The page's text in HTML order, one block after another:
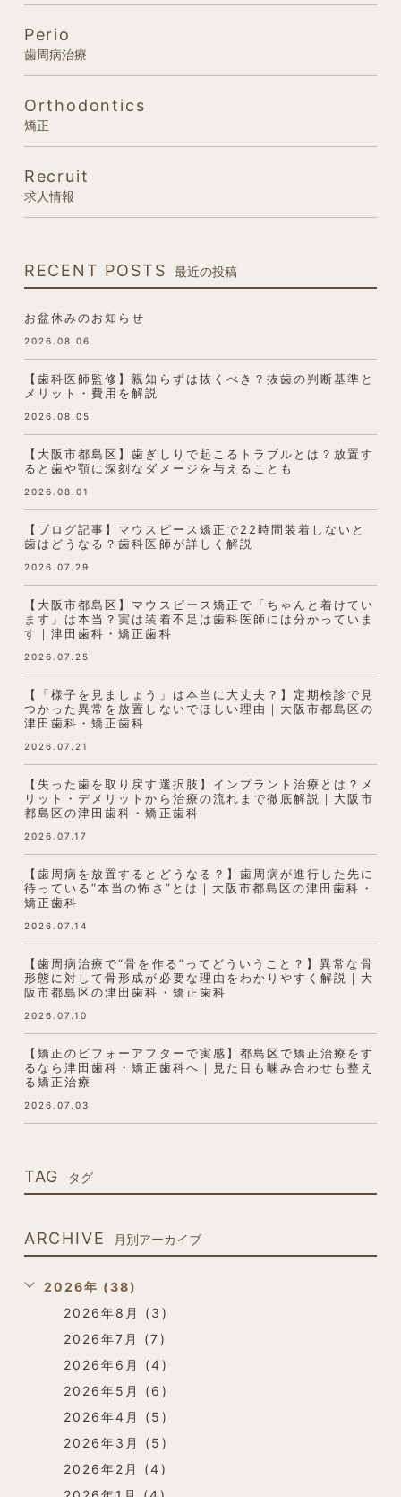
Perio
歯周病治療
Orthodontics
矯正
Recruit
求人情報
RECENT POSTS 最近の投稿
お盆休みのお知らせ
2026.08.06
【歯科医師監修】親知らずは抜くべき？抜歯の判断基準と
メリット・費用を解説
2026.08.05
【大阪市都島区】歯ぎしりで起こるトラブルとは？放置す
ると歯や顎に深刻なダメージを与えることも
2026.08.01
【ブログ記事】マウスピース矯正で22時間装着しないと
歯はどうなる？歯科医師が詳しく解説
2026.07.29
【大阪市都島区】マウスピース矯正で「ちゃんと着けてい
ます」は本当？実は装着不足は歯科医師には分かっていま
す｜津田歯科・矯正歯科
2026.07.25
【「様子を見ましょう」は本当に大丈夫？】定期検診で見
つかった異常を放置しないでほしい理由｜大阪市都島区の
津田歯科・矯正歯科
2026.07.21
【失った歯を取り戻す選択肢】インプラント治療とは？メ
リット・デメリットから治療の流れまで徹底解説｜大阪市
都島区の津田歯科・矯正歯科
2026.07.17
【歯周病を放置するとどうなる？】歯周病が進行した先に
待っている“本当の怖さ”とは｜大阪市都島区の津田歯科・
矯正歯科
2026.07.14
【歯周病治療で“骨を作る”ってどういうこと？】異常な骨
形態に対して骨形成が必要な理由をわかりやすく解説｜大
阪市都島区の津田歯科・矯正歯科
2026.07.10
【矯正のビフォーアフターで実感】都島区で矯正治療をす
るなら津田歯科・矯正歯科へ｜見た目も噛み合わせも整え
る矯正治療
2026.07.03
TAG タグ
ARCHIVE 月別アーカイブ
2026年 (38)
2026年8月 (3)
2026年7月 (7)
2026年6月 (4)
2026年5月 (6)
2026年4月 (5)
2026年3月 (5)
2026年2月 (4)